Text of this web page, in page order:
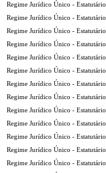
Regime Jurídico Único - Estatutário
Regime Jurídico Único - Estatutário
Regime Jurídico Único - Estatutário
Regime Jurídico Único - Estatutário
Regime Jurídico Único - Estatutário
Regime Jurídico Único - Estatutário
Regime Jurídico Único - Estatutário
Regime Jurídico Único - Estatutário
Regime Jurídico Único - Estatutário
Regime Jurídico Único - Estatutário
Regime Jurídico Único - Estatutário
Regime Jurídico Único - Estatutário
Regime Jurídico Único - Estatutário